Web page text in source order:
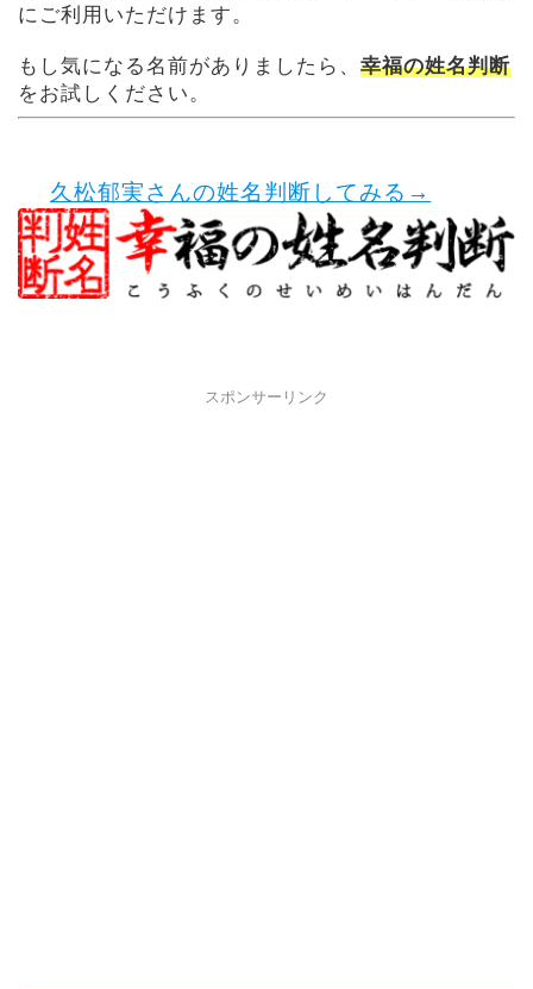
にご利用いただけます。
もし気になる名前がありましたら、 幸福の姓名判断
をお試しください。
久松郁実さんの姓名判断してみる→
スポンサーリンク